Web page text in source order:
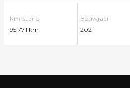
Km-stand
95.771 km
Bouwjaar
2021